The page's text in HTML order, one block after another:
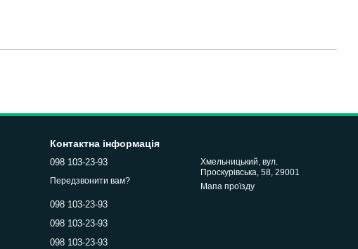
Контактна інформація
098 103-23-93
Передзвонити вам?
098 103-23-93
098 103-23-93
098 103-23-93
Хмельницький, вул.
Проскурівська, 58, 29001
Мапа проїзду